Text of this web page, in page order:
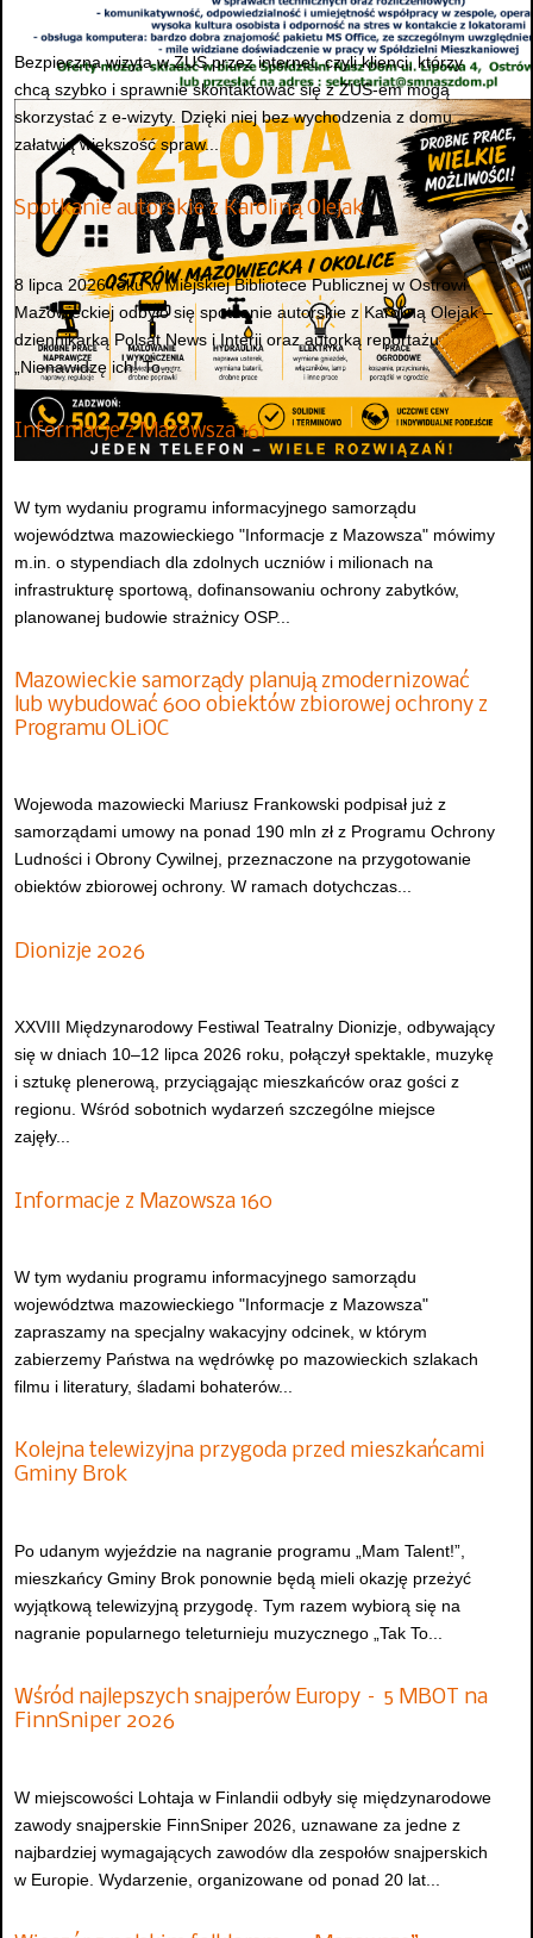
Bezpieczna wizyta w ZUS przez internet, czyli klienci, którzy
chcą szybko i sprawnie skontaktować się z ZUS-em mogą
skorzystać z e-wizyty. Dzięki niej bez wychodzenia z domu
załatwią większość spraw...
Spotkanie autorskie z Karoliną Olejak
8 lipca 2026 roku w Miejskiej Bibliotece Publicznej w Ostrowi
Mazowieckiej odbyło się spotkanie autorskie z Karoliną Olejak –
dziennikarką Polsat News i Interii oraz autorką reportażu
„Nienawidzę ich! To...
Informacje z Mazowsza 161
W tym wydaniu programu informacyjnego samorządu
województwa mazowieckiego "Informacje z Mazowsza" mówimy
m.in. o stypendiach dla zdolnych uczniów i milionach na
infrastrukturę sportową, dofinansowaniu ochrony zabytków,
planowanej budowie strażnicy OSP...
Mazowieckie samorządy planują zmodernizować
lub wybudować 600 obiektów zbiorowej ochrony z
Programu OLiOC
Wojewoda mazowiecki Mariusz Frankowski podpisał już z
samorządami umowy na ponad 190 mln zł z Programu Ochrony
Ludności i Obrony Cywilnej, przeznaczone na przygotowanie
obiektów zbiorowej ochrony. W ramach dotychczas...
Dionizje 2026
XXVIII Międzynarodowy Festiwal Teatralny Dionizje, odbywający
się w dniach 10–12 lipca 2026 roku, połączył spektakle, muzykę
i sztukę plenerową, przyciągając mieszkańców oraz gości z
regionu. Wśród sobotnich wydarzeń szczególne miejsce
zajęły...
Informacje z Mazowsza 160
W tym wydaniu programu informacyjnego samorządu
województwa mazowieckiego "Informacje z Mazowsza"
zapraszamy na specjalny wakacyjny odcinek, w którym
zabierzemy Państwa na wędrówkę po mazowieckich szlakach
filmu i literatury, śladami bohaterów...
Kolejna telewizyjna przygoda przed mieszkańcami
Gminy Brok
Po udanym wyjeździe na nagranie programu „Mam Talent!”,
mieszkańcy Gminy Brok ponownie będą mieli okazję przeżyć
wyjątkową telewizyjną przygodę. Tym razem wybiorą się na
nagranie popularnego teleturnieju muzycznego „Tak To...
Wśród najlepszych snajperów Europy – 5 MBOT na
FinnSniper 2026
W miejscowości Lohtaja w Finlandii odbyły się międzynarodowe
zawody snajperskie FinnSniper 2026, uznawane za jedne z
najbardziej wymagających zawodów dla zespołów snajperskich
w Europie. Wydarzenie, organizowane od ponad 20 lat...